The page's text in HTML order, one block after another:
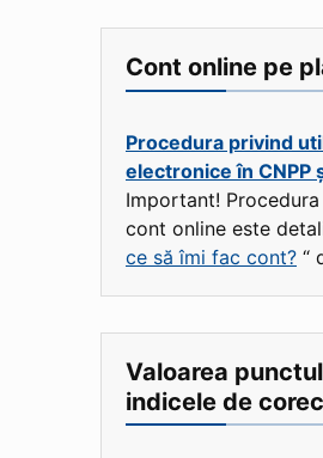
Cont online pe
Procedura privind
electronice în CNPP
Important!
cont online este
ce să îmi fac cont? “
Valoarea
indicele de